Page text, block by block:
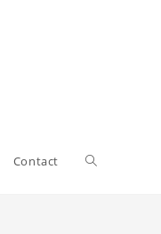
Contact